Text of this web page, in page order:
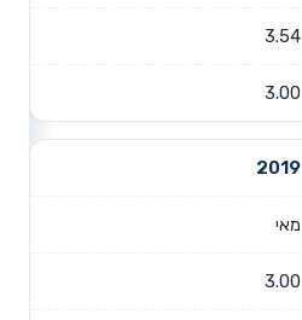
3.54
3.00
2019
מאי
3.00